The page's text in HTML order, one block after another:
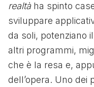
realtà ha spinto
sviluppare
da soli, potenziano
altri programmi,
che è la resa e,
dell’opera. Uno dei